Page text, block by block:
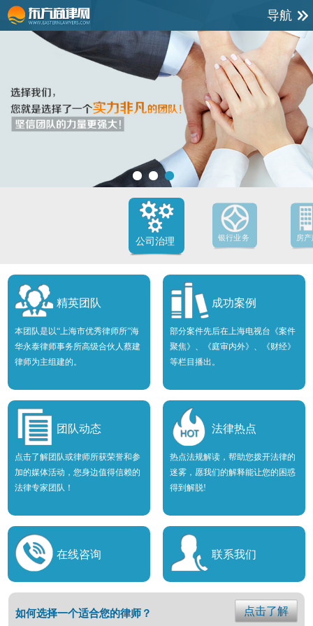
导航
公司治理 银行业务 房
精英团队
本团队是以“上海市优秀律师所”海
华永泰律师事务所高级合伙人蔡建
律师为主组建的。
成功案例
部分案件先后在上海电视台《案件
聚焦》、《庭审内外》、《财经》
等栏目播出。
团队动态
点击了解团队或律师所获荣誉和参
加的媒体活动，您身边值得信赖的
法律专家团队！
法律热点
热点法规解读，帮助您拨开法律的
迷雾，愿我们的解释能让您的困惑
得到解脱!
在线咨询 联系我们
如何选择一个适合您的律师？ 点击了解